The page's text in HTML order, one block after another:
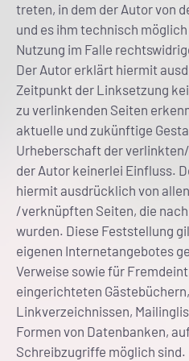
treten, in dem der Autor von
und es ihm technisch
Nutzung im Falle
Der Autor erklärt hiermit
Zeitpunkt der Linksetzung
zu verlinkenden Seiten
aktuelle und zukünftige
Urheberschaft der
der Autor keinerlei Einfluss.
hiermit ausdrücklich von
/verknüpften Seiten, die
wurden. Diese Feststellung
eigenen Internetangebotes
Verweise sowie für
eingerichteten
Linkverzeichnissen,
Formen von Datenbanken,
Schreibzugriffe möglich